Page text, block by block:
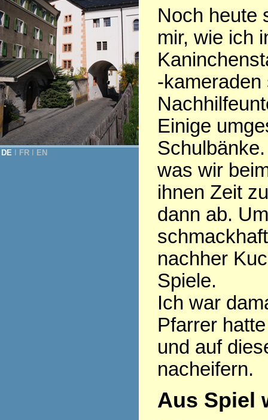
DE FR EN
Noch heute
mir, wie ich
-
Einige
was wir
ihnen Zeit
dann ab.
nachher
Spiele.
Ich war
Pfarrer
und auf
nacheifern.
Aus Spiel